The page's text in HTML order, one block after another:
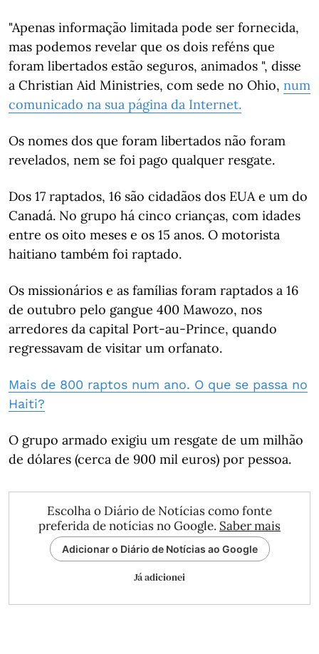
"Apenas informação limitada pode ser fornecida,
mas podemos revelar que os dois reféns que
foram libertados estão seguros, animados ", disse
a Christian Aid Ministries, com sede no Ohio, num
comunicado na sua página da Internet.
Os nomes dos que foram libertados não foram
revelados, nem se foi pago qualquer resgate.
Dos 17 raptados, 16 são cidadãos dos EUA e um do
Canadá. No grupo há cinco crianças, com idades
entre os oito meses e os 15 anos. O motorista
haitiano também foi raptado.
Os missionários e as famílias foram raptados a 16
de outubro pelo gangue 400 Mawozo, nos
arredores da capital Port-au-Prince, quando
regressavam de visitar um orfanato.
Mais de 800 raptos num ano. O que se passa no
Haiti?
O grupo armado exigiu um resgate de um milhão
de dólares (cerca de 900 mil euros) por pessoa.
Escolha o Diário de Notícias como fonte
preferida de notícias no Google. Saber mais
Adicionar o Diário de Notícias ao Google
Já adicionei